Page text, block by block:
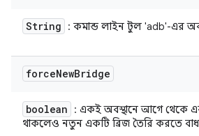
String : কমান্ড লাইন টুল 'adb'-এর
forceNewBridge
boolean
: একই অবস্থানে আগে থেকে
থাকলেও নতুন একটি ব্রিজ তৈরি করতে